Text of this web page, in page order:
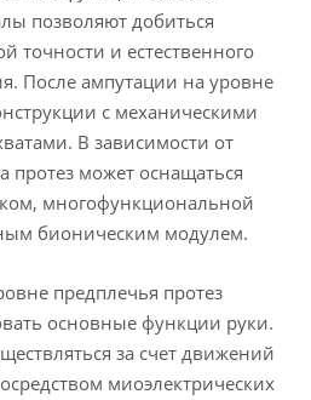
позволяют добиться
точности и естественного
После ампутации на уровне
с механическими
В зависимости от
протез может оснащаться
многофункциональной
бионическим модулем.
предплечья протез
основные функции руки.
за счет движений
миоэлектрических